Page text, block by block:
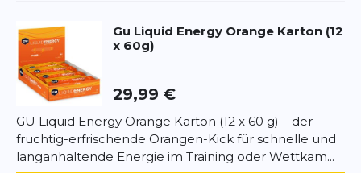
intensiven Belastungen oder in den letzten Tagen
vor einem Wettkampf täglich 1–4 Portionen
einnehmen.
Allergenhinweise:
Keine kennzeichnungspflichtigen Allergene
Gu Liquid Energy Orange Karton (12
x 60g)
29,99 €
GU Liquid Energy Orange Karton (12 x 60 g) – der
fruchtig-erfrischende Orangen-Kick für schnelle und
langanhaltende Energie im Training oder Wettkam...